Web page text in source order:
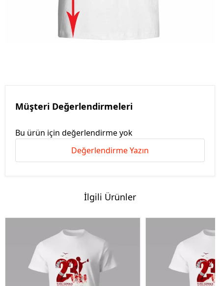
Müşteri Değerlendirmeleri
Bu ürün için değerlendirme yok
Değerlendirme Yazın
İlgili Ürünler